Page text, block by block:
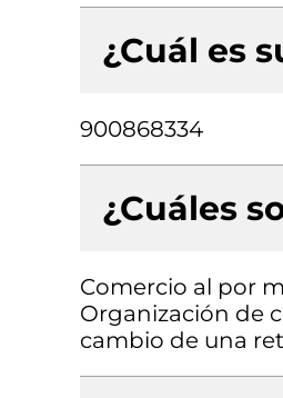
¿Cuál es
900868334
¿Cuáles
Comercio al por
Organización de
cambio de una